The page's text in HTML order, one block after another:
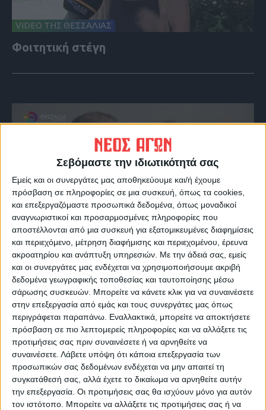
Σεβόμαστε την ιδιωτικότητά σας
Εμείς και οι συνεργάτες μας αποθηκεύουμε και/ή έχουμε
πρόσβαση σε πληροφορίες σε μια συσκευή, όπως τα cookies,
και επεξεργαζόμαστε προσωπικά δεδομένα, όπως μοναδικοί
αναγνωριστικοί και προσαρμοσμένες πληροφορίες που
αποστέλλονται από μια συσκευή για εξατομικευμένες διαφημίσεις
και περιεχόμενο, μέτρηση διαφήμισης και περιεχομένου, έρευνα
ακροατηρίου και ανάπτυξη υπηρεσιών. Με την άδειά σας, εμείς
και οι συνεργάτες μας ενδέχεται να χρησιμοποιήσουμε ακριβή
δεδομένα γεωγραφικής τοποθεσίας και ταυτοποίησης μέσω
σάρωσης συσκευών. Μπορείτε να κάνετε κλικ για να συναινέσετε
στην επεξεργασία από εμάς και τους συνεργάτες μας όπως
περιγράφεται παραπάνω. Εναλλακτικά, μπορείτε να αποκτήσετε
πρόσβαση σε πιο λεπτομερείς πληροφορίες και να αλλάξετε τις
προτιμήσεις σας πριν συναινέσετε ή να αρνηθείτε να
συναινέσετε. Λάβετε υπόψη ότι κάποια επεξεργασία των
προσωπικών σας δεδομένων ενδέχεται να μην απαιτεί τη
συγκατάθεσή σας, αλλά έχετε το δικαίωμα να αρνηθείτε αυτήν
την επεξεργασία. Οι προτιμήσεις σας θα ισχύουν μόνο για αυτόν
τον ιστότοπο. Μπορείτε να αλλάξετε τις προτιμήσεις σας ή να
VIDEO ΤΗΣ ΘΕΣΣΑΛΙΑΣ
Φοιτητική στέγη
VIDEO ΤΗΣ ΘΕΣΣΑΛΙΑΣ
Οι 9 άξονες Κουρέτα για να "σωθεί" η
Θεσσαλία από την λειψυδρία